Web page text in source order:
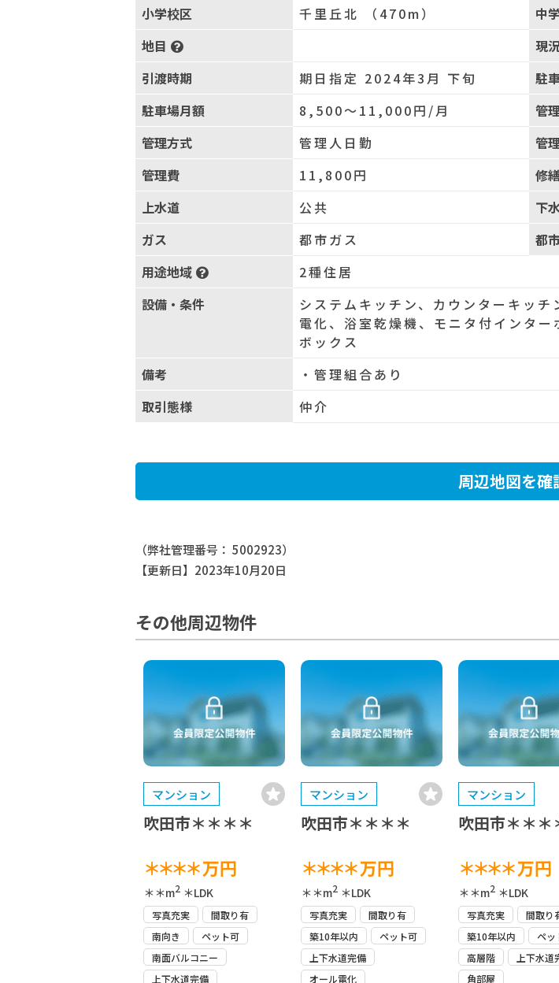
小学校区 千里丘北 （470m） 中
地目
現
引渡時期
期日指定 2024年3月 下旬 駐
駐車場月額
8,500〜11,000円/月 管
管理方式
管理人日勤 管
管理費
11,800円 修
上水道
公共 下
ガス
都市ガス
都
用途地域
2種住居
設備・条件
システムキッチン、カウンターキッ
電化、浴室乾燥機、モニタ付インタ
ボックス
備考
・管理組合あり
取引態様
仲介
周辺地図を確
（弊社管理番号： 5002923）
【更新日】2023年10月20日
その他周辺物件
マンション
吹田市＊＊＊＊
＊＊＊＊万円
＊＊m2 ＊LDK
写真充実
間取り有
南向き
ペット可
南面バルコニー
上下水道完備
マンション
吹田市＊＊＊＊
＊＊＊＊万円
＊＊m2 ＊LDK
写真充実
間取り有
築10年以内
ペット可
上下水道完備
オール電化
マンション
吹田市＊＊＊
＊＊＊＊万円
＊＊m2 ＊LDK
写真充実
間取り
築10年以内
ペッ
高層階
上下水道
角部屋